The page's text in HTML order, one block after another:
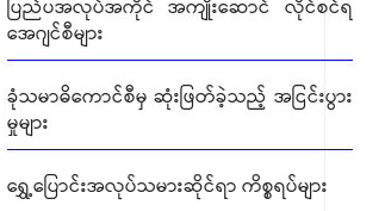
ခုံသမာဓိကောင်စီမှ ဆုံးဖြတ်ခဲ့သည့် အငြင်းပွား
ရွှေ့ပြောင်းအလုပ်သမားဆိုင်ရာ ကိစ္စရပ်များ
ခုံသမာဓိ အဖွဲ့များ၏ ဆုံးဖြတ်ချက်များ